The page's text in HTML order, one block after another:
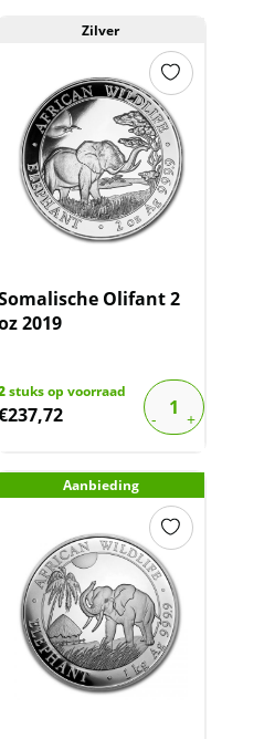
Zilver
Olifant 2
2019
stuks op voorraad
237,72
Aanbieding